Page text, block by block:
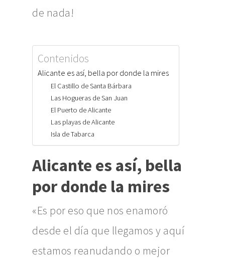
de nada!
Contenidos
Alicante es así, bella por donde la mires
El Castillo de Santa Bárbara
Las Hogueras de San Juan
El Puerto de Alicante
Las playas de Alicante
Isla de Tabarca
Alicante es así, bella
por donde la mires
«Es por eso que nos enamoró
desde el día que llegamos y aquí
estamos reanudando o mejor